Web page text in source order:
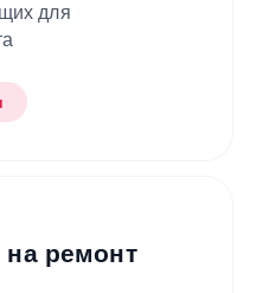
для
на ремонт